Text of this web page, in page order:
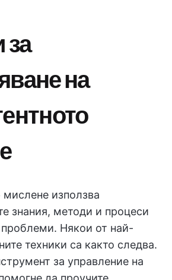
за
на
мислене използва
знания, методи и процеси
Някои от най-
техники са както следва.
за управление на